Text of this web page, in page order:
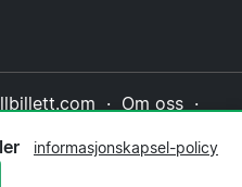
· Om oss·
·Redaksjonell policy
informasjonskapsel-policy